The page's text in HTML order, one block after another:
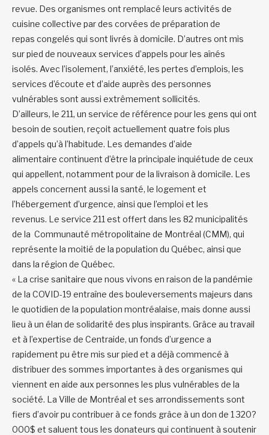
revue. Des organismes ont remplacé leurs activités de
cuisine collective par des corvées de préparation de
repas congelés qui sont livrés à domicile. D’autres ont mis
sur pied de nouveaux services d’appels pour les aînés
isolés. Avec l’isolement, l’anxiété, les pertes d’emplois, les
services d’écoute et d’aide auprès des personnes
vulnérables sont aussi extrêmement sollicités.
D’ailleurs, le 211, un service de référence pour les gens qui ont
besoin de soutien, reçoit actuellement quatre fois plus
d’appels qu’à l’habitude. Les demandes d’aide
alimentaire continuent d’être la principale inquiétude de ceux
qui appellent, notamment pour de la livraison à domicile. Les
appels concernent aussi la santé, le logement et
l’hébergement d’urgence, ainsi que l’emploi et les
revenus. L e service 211 est offert dans les 82 municipalités
de la Communauté métropolitaine de Montréal (CMM), qui
représente la moitié de la population du Québec, ainsi que
dans la région de Québec.
« La crise sanitaire que nous vivons en raison de la pandémie
de la COVID-19 entraîne des bouleversements majeurs dans
le quotidien de la population montréalaise, mais donne aussi
lieu à un élan de solidarité des plus inspirants. Grâce au travail
et à l’expertise de Centraide, un fonds d’urgence a
rapidement pu être mis sur pied et a déjà commencé à
distribuer des sommes importantes à des organismes qui
viennent en aide aux personnes les plus vulnérables de la
société. La Ville de Montréal et ses arrondissements sont
fiers d’avoir pu contribuer à ce fonds grâce à un don de 1 320?
000$ et saluent tous les donateurs qui continuent à soutenir